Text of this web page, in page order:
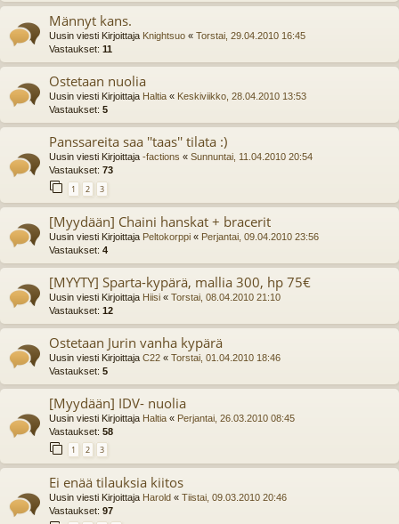
Männyt kans.
Uusin viesti Kirjoittaja Knightsuo « Torstai, 29.04.2010 16:45
Vastaukset: 11
Ostetaan nuolia
Uusin viesti Kirjoittaja Haltia « Keskiviikko, 28.04.2010 13:53
Vastaukset: 5
Panssareita saa ''taas'' tilata :)
Uusin viesti Kirjoittaja -factions « Sunnuntai, 11.04.2010 20:54
Vastaukset: 73
1 2 3
[Myydään] Chaini hanskat + bracerit
Uusin viesti Kirjoittaja Peltokorppi « Perjantai, 09.04.2010 23:56
Vastaukset: 4
[MYYTY] Sparta-kypärä, mallia 300, hp 75€
Uusin viesti Kirjoittaja Hiisi « Torstai, 08.04.2010 21:10
Vastaukset: 12
Ostetaan Jurin vanha kypärä
Uusin viesti Kirjoittaja C22 « Torstai, 01.04.2010 18:46
Vastaukset: 5
[Myydään] IDV- nuolia
Uusin viesti Kirjoittaja Haltia « Perjantai, 26.03.2010 08:45
Vastaukset: 58
1 2 3
Ei enää tilauksia kiitos
Uusin viesti Kirjoittaja Harold « Tiistai, 09.03.2010 20:46
Vastaukset: 97